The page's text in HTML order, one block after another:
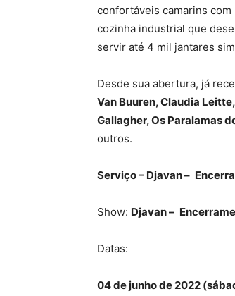
confortáveis camarins com
cozinha industrial que
servir até 4 mil jantares
Desde sua abertura, já
Van Buuren, Claudia
Gallagher, Os Paralamas
outros.
Serviço – Djavan –
Show: Djavan –
Datas:
04 de junho de 2022